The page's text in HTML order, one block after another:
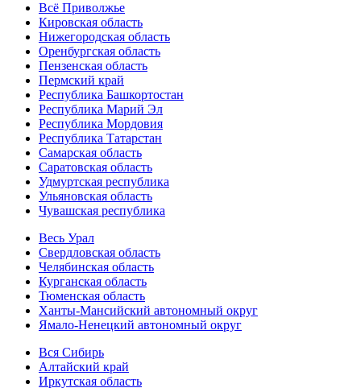
Всё Приволжье
Кировская область
Нижегородская область
Оренбургская область
Пензенская область
Пермский край
Республика Башкортостан
Республика Марий Эл
Республика Мордовия
Республика Татарстан
Самарская область
Саратовская область
Удмуртская республика
Ульяновская область
Чувашская республика
Весь Урал
Свердловская область
Челябинская область
Курганская область
Тюменская область
Ханты-Мансийский автономный округ
Ямало-Ненецкий автономный округ
Вся Сибирь
Алтайский край
Иркутская область